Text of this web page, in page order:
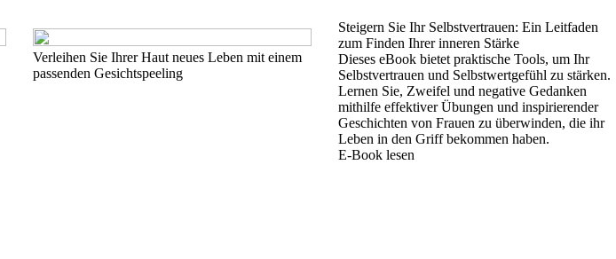
Verleihen Sie Ihrer Haut neues Leben mit einem
passenden Gesichtspeeling
Steigern Sie Ihr Selbstvertrauen: Ein Leitfaden
zum Finden Ihrer inneren Stärke
Dieses eBook bietet praktische Tools, um Ihr
Selbstvertrauen und Selbstwertgefühl zu stärken.
Lernen Sie, Zweifel und negative Gedanken
mithilfe effektiver Übungen und inspirierender
Geschichten von Frauen zu überwinden, die ihr
Leben in den Griff bekommen haben.
E-Book lesen